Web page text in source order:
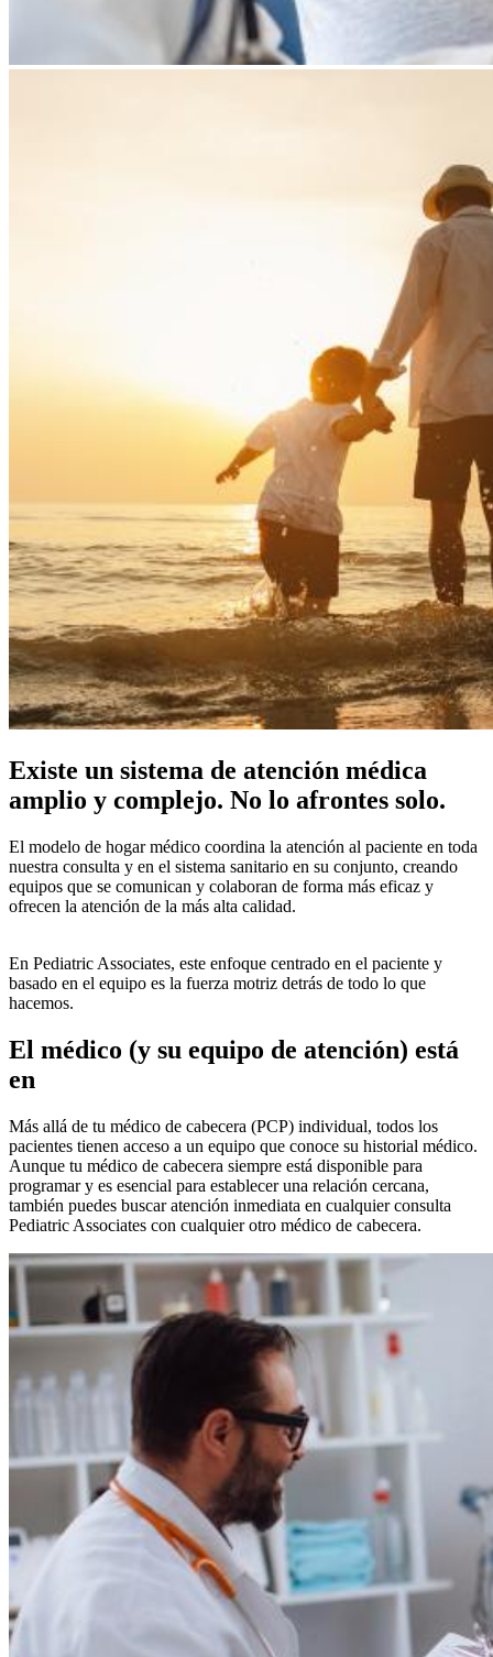
Existe un sistema de atención médica
amplio y complejo. No lo afrontes solo.
El modelo de hogar médico coordina la atención al paciente en toda
nuestra consulta y en el sistema sanitario en su conjunto, creando
equipos que se comunican y colaboran de forma más eficaz y
ofrecen la atención de la más alta calidad.
En Pediatric Associates, este enfoque centrado en el paciente y
basado en el equipo es la fuerza motriz detrás de todo lo que
hacemos.
El médico (y su equipo de atención) está
en
Más allá de tu médico de cabecera (PCP) individual, todos los
pacientes tienen acceso a un equipo que conoce su historial médico.
Aunque tu médico de cabecera siempre está disponible para
programar y es esencial para establecer una relación cercana,
también puedes buscar atención inmediata en cualquier consulta
Pediatric Associates con cualquier otro médico de cabecera.